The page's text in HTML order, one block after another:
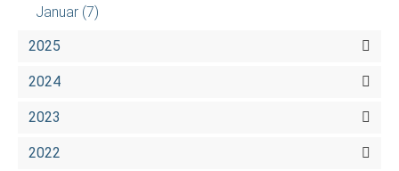
Januar (7)
2025
2024
2023
2022